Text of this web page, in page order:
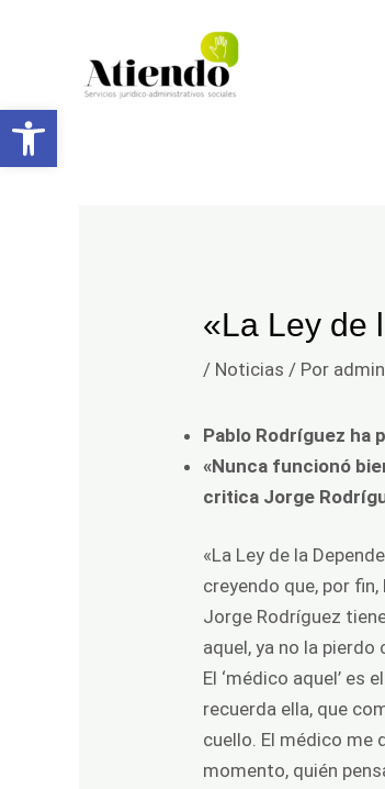
«La Ley de
/ Noticias / Por admin
Pablo Rodríguez ha
«Nunca funcionó
critica Jorge
«La Ley de la
creyendo que, por
Jorge Rodríguez
aquel, ya no la pierdo
El ‘médico aquel’ es
recuerda ella, que
cuello. El médico me
momento, quién
de
entradas
Abrir barra de herramientas